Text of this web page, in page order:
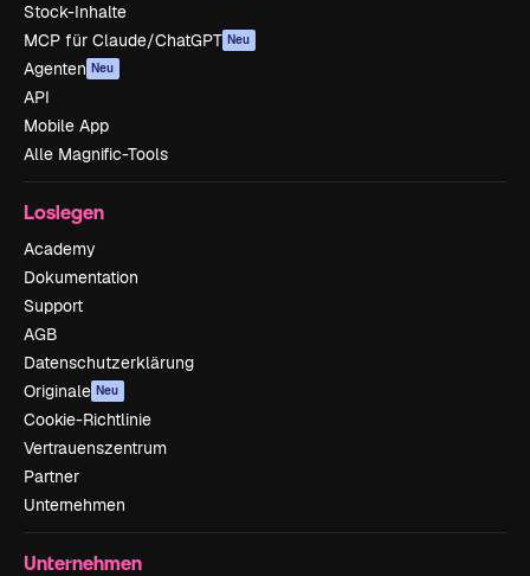
Stock-Inhalte
MCP für Claude/ChatGPT Neu
Agenten Neu
API
Mobile App
Alle Magnific-Tools
Loslegen
Academy
Dokumentation
Support
AGB
Datenschutzerklärung
Originale Neu
Cookie-Richtlinie
Vertrauenszentrum
Partner
Unternehmen
Unternehmen